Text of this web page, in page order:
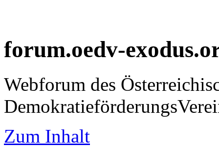
forum.oedv-
Webforum des
Zum Inhalt